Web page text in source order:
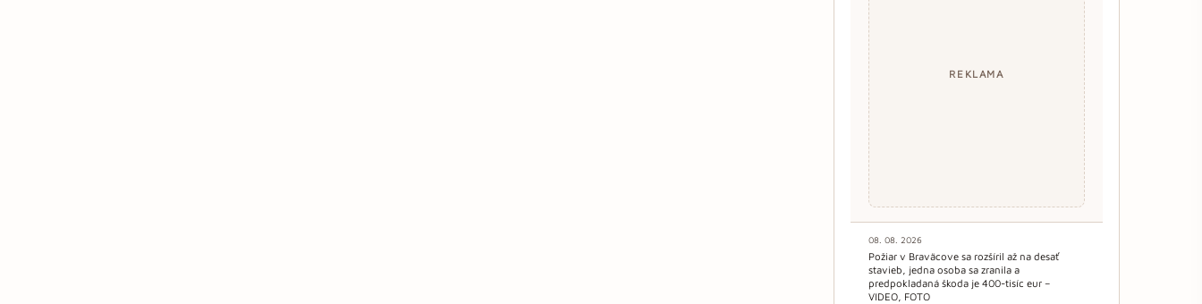
REKLAMA
08. 08. 2026
Požiar v Braväcove sa rozšíril až na desať
stavieb, jedna osoba sa zranila a
predpokladaná škoda je 400-tisíc eur –
VIDEO, FOTO